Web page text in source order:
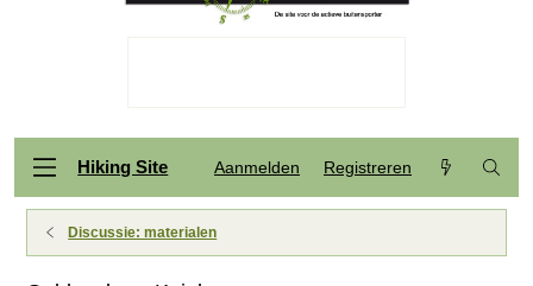
Hiking Site Aanmelden Registreren
Discussie: materialen